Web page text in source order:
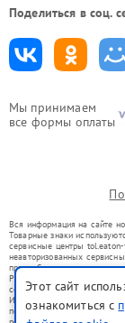
Мы принимаем
все формы оплаты
Поделиться в соц.
Вся информация на сайте
Товарные знаки
сервисные центры tol.eaton-
неавторизованных
правообладателями
Ремонт осуществляется для
со статьей 1487 ГК РФ.
Использование товарных
потребителей в
Этот сайт
ознакомиться с